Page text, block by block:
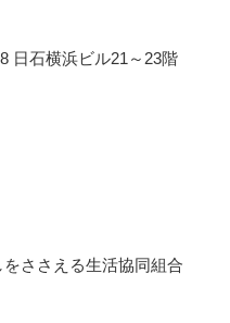
日石横浜ビル21～23階
ささえる生活協同組合